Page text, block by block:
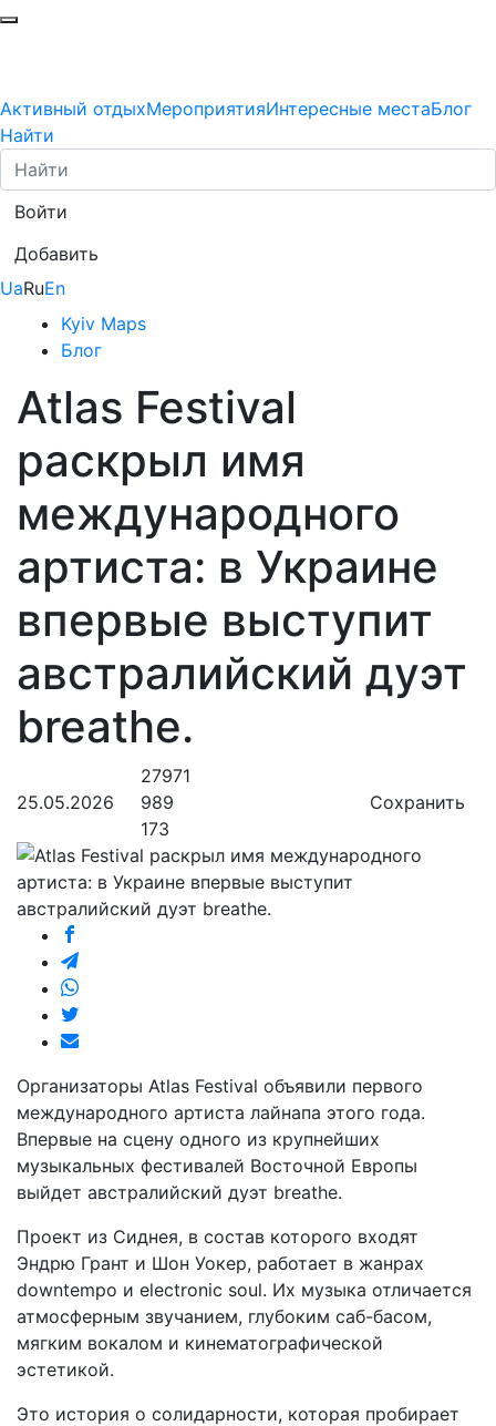
Активный отдыхМероприятияИнтересные местаБлог
Найти
Войти
Добавить
UaRuEn
Kyiv Maps
Блог
Atlas Festival
раскрыл имя
международного
артиста: в Украине
впервые выступит
австралийский дуэт
breathe.
25.05.2026
27971
989
173
Сохранить
Организаторы Atlas Festival объявили первого
международного артиста лайнапа этого года.
Впервые на сцену одного из крупнейших
музыкальных фестивалей Восточной Европы
выйдет австралийский дуэт breathe.
Проект из Сиднея, в состав которого входят
Эндрю Грант и Шон Уокер, работает в жанрах
downtempo и electronic soul. Их музыка отличается
атмосферным звучанием, глубоким саб-басом,
мягким вокалом и кинематографической
эстетикой.
Это история о солидарности, которая пробирает